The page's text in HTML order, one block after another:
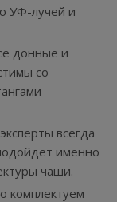
УФ-лучей и
донные и
со
всегда
именно
чаши.
комплектуем